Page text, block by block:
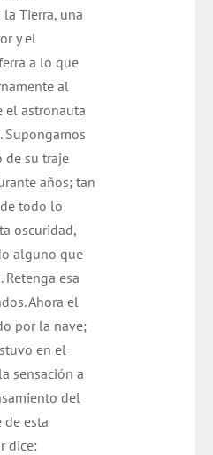
Tierra, una
y el
a lo que
al
el astronauta
Supongamos
de su traje
años; tan
todo lo
oscuridad,
alguno que
Retenga esa
Ahora el
por la nave;
en el
sensación a
del
de esta
dice: